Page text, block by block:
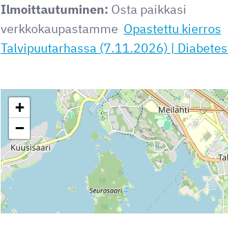
Ilmoittautuminen: Osta paikkasi
verkkokaupastamme Opastettu kierros
Talvipuutarhassa (7.11.2026) |
+
−